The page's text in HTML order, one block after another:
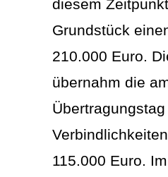
diesem
Grundstück
210.000 Euro.
übernahm die
115.000 Euro.